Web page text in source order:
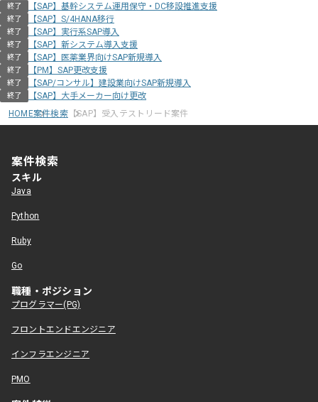
終了 【SAP】基幹システム運用保守・DC移設推進支援
終了 【SAP】S/4HANA移行
終了 【SAP】実行系SAP導入
終了 【SAP】新システム導入支援
終了 【SAP】医薬業界向けSAP新規導入
終了 【PM】SAP更改支援
終了 【SAP/コンサル】建設業向けSAP新規導入
終了
【SAP】大手メーカー向け更改
HOME案件検索【SAP】受入テストリード案件
案件検索
スキル
Java
Python
Ruby
Go
職種・ポジション
プログラマー(PG)
フロントエンドエンジニア
インフラエンジニア
PMO